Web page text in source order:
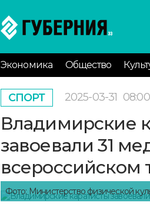
Экономика Общество
СПОРТ 2025-03-31 08:00
Владимирские
завоевали 31
всероссийском
Фото: Министерство физической